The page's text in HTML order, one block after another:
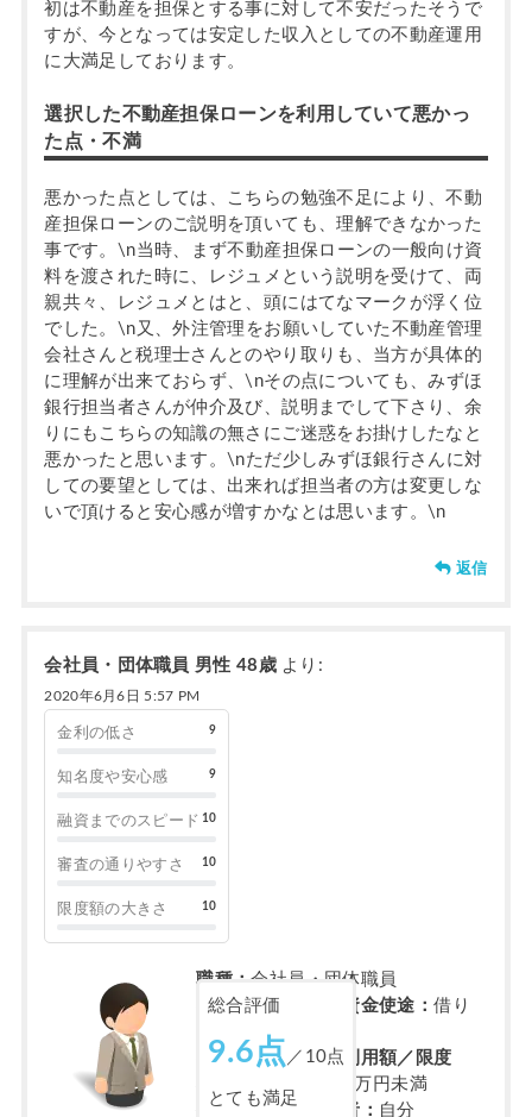
初は不動産を担保とする事に対して不安だったそうで
すが、今となっては安定した収入としての不動産運用
に大満足しております。
選択した不動産担保ローンを利用していて悪かっ
た点・不満
悪かった点としては、こちらの勉強不足により、不動
産担保ローンのご説明を頂いても、理解できなかった
事です。\n当時、まず不動産担保ローンの一般向け資
料を渡された時に、レジュメという説明を受けて、両
親共々、レジュメとはと、頭にはてなマークが浮く位
でした。\n又、外注管理をお願いしていた不動産管理
会社さんと税理士さんとのやり取りも、当方が具体的
に理解が出来ておらず、\nその点についても、みずほ
銀行担当者さんが仲介及び、説明までして下さり、余
りにもこちらの知識の無さにご迷惑をお掛けしたなと
悪かったと思います。\nただ少しみずほ銀行さんに対
しての要望としては、出来れば担当者の方は変更しな
いで頂けると安心感が増すかなとは思います。\n
返信
会社員・団体職員 男性 48歳 より:
2020年6月6日 5:57 PM
金利の低さ 9
知名度や安心感 9
融資までのスピード 10
審査の通りやすさ 10
限度額の大きさ 10
総合評価
9.6点 ／10点
とても満足
職種：会社員・団体職員
不動産担保ローン資金使途：借り
不動産担保ローン利用額／限度
700万円～800万円未満
担保不動産の所有者： 自分